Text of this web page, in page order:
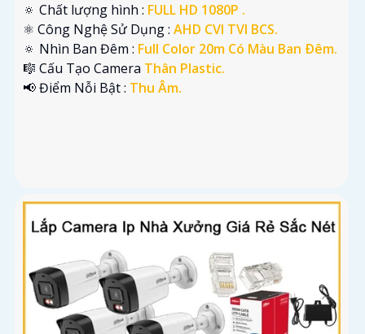
🔅 Chất lượng hình : FULL HD 1080P .
⚛️ Công Nghệ Sử Dụng : AHD CVI TVI BCS.
🔅 Nhìn Ban Đêm : Full Color 20m Có Màu Ban Ðêm.
🎼️ Cấu Tạo Camera Thân Plastic.
️📢 Điểm Nỗi Bật : Thu Âm.